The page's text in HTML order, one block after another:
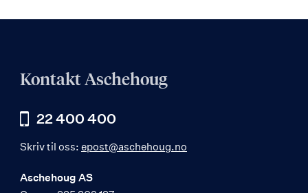
Kontakt Aschehoug
22 400 400
Skriv til oss: epost@aschehoug.no
Aschehoug AS